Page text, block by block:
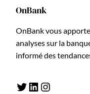
OnBank
OnBank vous
analyses sur la
informé des
Twitter LinkedIn Instagram